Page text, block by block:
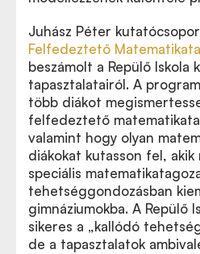
Juhász Péter
Felfedeztető
beszámolt a Repülő Iskola
tapasztalatairól. A
több diákot
felfedeztető
valamint hogy olyan
diákokat kutasson fel,
speciális
tehetséggondozásban
gimnáziumokba. A Repülő
sikeres a „kallódó
de a tapasztalatok